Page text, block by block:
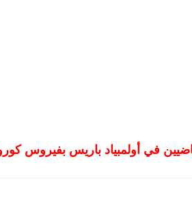
في أولمبياد باريس بفيروس